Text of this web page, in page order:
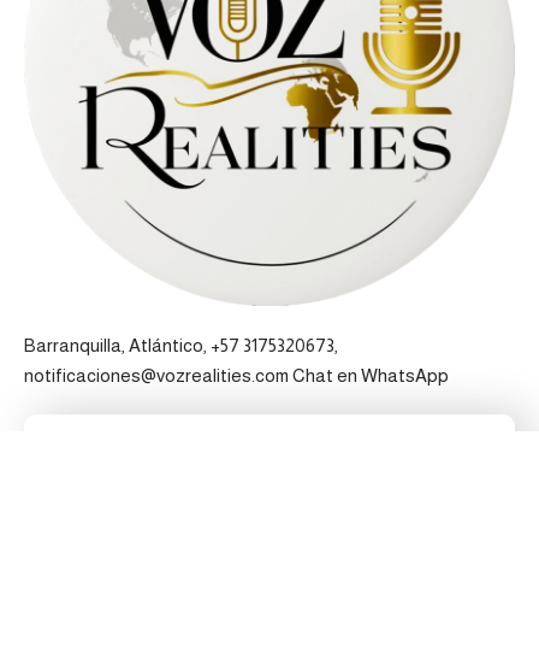
Barranquilla, Atlántico, +57 3175320673,
notificaciones@vozrealities.com Chat en WhatsApp